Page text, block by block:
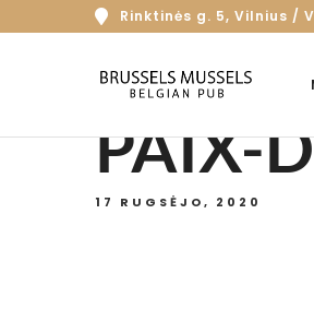
Rinktinės g. 5, Vilnius /
PAIX-
17 RUGSĖJO, 2020